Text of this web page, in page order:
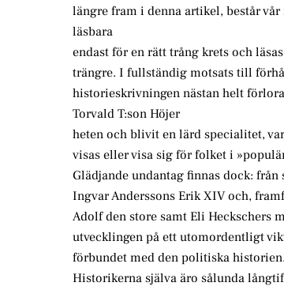
längre fram i denna artikel, består
läsbara
endast för en rätt trång krets och
trängre. I fullständig motsats till
historieskrivningen nästan helt
Torvald T:son Höjer
heten och blivit en lärd specialitet,
visas eller visa sig för folket i
Glädjande undantag finnas dock: från
Ingvar Anderssons Erik XIV och,
Adolf den store samt Eli Heckschers
utvecklingen på ett utomordentligt
förbundet med den politiska historien.
Historikerna själva äro sålunda